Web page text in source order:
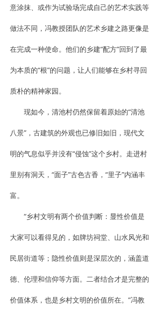
意涂抹、或作为试验场完成自己的艺术实践等
做法不同，冯教授团队的艺术乡建之路更像是
在完成一种使命。他们的乡建“配方”回到了最
为本质的“根”的问题，让人们能够在乡村寻回
质朴的精神家园。
现如今，清池村仍然保留着原始的“清池
八景”，古建筑的外观也已修旧如旧，现代文
明的气息似乎并没有“侵蚀”这个乡村。走进村
里别有洞天，“面子”古色古香，“里子”内涵丰
富。
“乡村文明有两个价值判断：显性价值是
大家可以看得见的，如牌坊祠堂、山水风光和
民居街道等；隐性价值则是深层次的，涵盖道
德、伦理和信仰等方面。二者结合才是完整的
价值体系，也是乡村文明的价值所在。”冯教